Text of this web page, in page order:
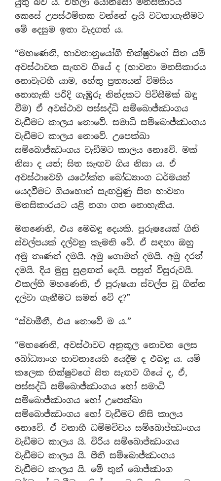
කෙසේ උපස්ථම්භක වන්නේ දැයි වටහාගැනීමට
මේ දෙසුම ඉතා වැදගත් ය.
“මහණෙනි, භාවනානුයෝගී භික්ෂුවගේ සිත යම්
අවස්ථාවක සැඟව ගියේ ද (භාවනා මනසිකාරය
නොවැටහී යාම, හේතු ප්‍රත්‍යයන් විමසිය
නොහැකි පරිදි ගැඹුරු නින්දකට පිවිසීමක් බඳු
වීම) ඒ අවස්ථාව පස්සද්ධි සම්බොජ්ඣංගය
වැඩීමට කාලය නොවේ. සමාධි සම්බොජ්ඣංගය
වැඩීමට කාලය නොවේ. උපෙක්ඛා
සම්බොජ්ඣංගය වැඩීමට කාලය නොවේ. මක්
නිසා ද යත්; සිත සැඟව ගිය නිසා ය. ඒ
අවස්ථාවෙහි යථෝක්ත බෝධ්‍යාංග ධර්මයන්
යෙදවීමට ගියහොත් සැඟවුණු සිත භාවනා
මනසිකාරයට යළි නගා ගත නොහැකිය.
මහණෙනි, එය මෙබඳු දෙයකි. පුරුෂයෙක් ගිනි
ස්වල්පයක් දල්වනු කැමති වේ. ඒ සඳහා ඔහු
අමු තෘණත් දමයි. අමු ගොමත් දමයි. අමු දරත්
දමයි. දිය මුසු සුළඟත් දෙයි. පසුත් විසුරුවයි.
එකල්හි මහණෙනි, ඒ පුරුෂයා ස්වල්ප වූ ගින්න
දල්වා ගැනීමට සමත් වේ ද?”
“ස්වාමීනී, එය නොවේ ම ය.”
“මහණෙනි, අවස්ථාවට අනුකූල නොවන ලෙස
බෝධ්‍යාංග භාවනායෙහි යෙදීම ද එබඳු ය. යම්
කලෙක භික්ෂුවගේ සිත සැඟව ගියේ ද, ඒ,
පස්සද්ධි සම්බොජ්ඣංගය හෝ සමාධි
සම්බොජ්ඣංගය හෝ උපෙක්ඛා
සම්බොජ්ඣංගය හෝ වැඩීමට නිසි කාලය
නොවේ. ඒ වනාහී ධම්මවිචය සම්බොජ්ඣංගය
වැඩීමට කාලය යි. විරිය සම්බොජ්ඣංගය
වැඩීමට කාලය යි. පීති සම්බොජ්ඣංගය
වැඩීමට කාලය යි. මේ තුන් බොජ්ඣංග